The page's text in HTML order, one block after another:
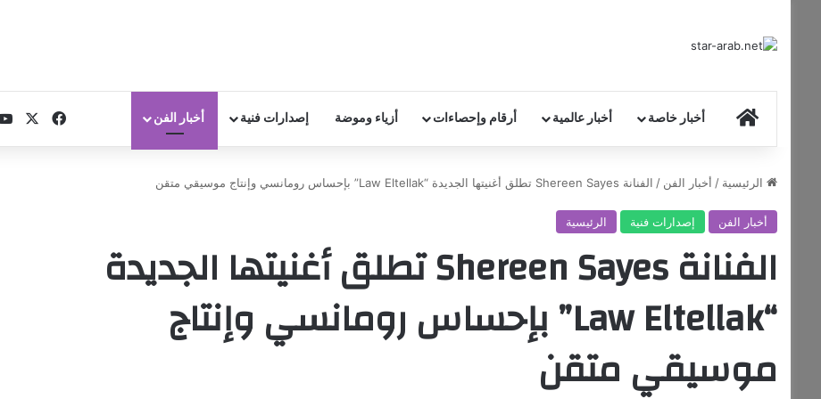
HOME أخبار خاصة أخبار عالمية أرقام وإحصاءات أزياء وموضة إصدارات فنية أخبار الفن فيسبوك
الرئيسية / أخبار الفن / الفنانة Shereen Sayes تطلق أغنيتها الجديدة “Law Eltellak” بإحساس رومانسي وإنتاج موسيقي متقن
أخبار الفن إصدارات فنية الرئيسية
الفنانة Shereen Sayes تطلق أغنيتها الجديدة
“Law Eltellak” بإحساس رومانسي وإنتاج
موسيقي متقن